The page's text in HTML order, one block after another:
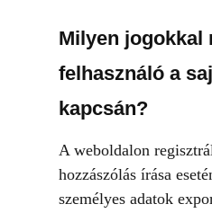
Milyen jogokkal
felhasználó a
kapcsán?
A weboldalon
hozzászólás írása
személyes adatok